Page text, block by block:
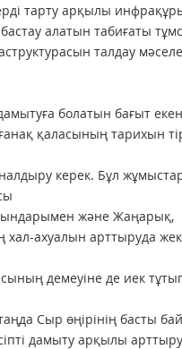
тарту арқылы
алатын табиғаты
талдау
болатын бағыт
қаласының тарихын
керек. Бұл
және Жаңарық,
хал-ахуалын арттыруда
демеуіне де иек
Сыр өңірінің басты
дамыту арқылы арттыру